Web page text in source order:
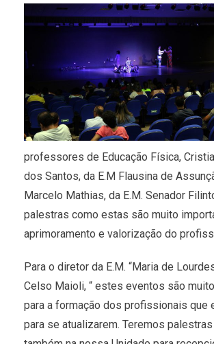
professores de Educação Física,
dos Santos, da E.M Flausina de
Marcelo Mathias, da E.M. Senador
palestras como estas são muito
aprimoramento e valorização do
Para o diretor da E.M. “Maria de
Celso Maioli, “ estes eventos são
para a formação dos profissionais que
para se atualizarem. Teremos